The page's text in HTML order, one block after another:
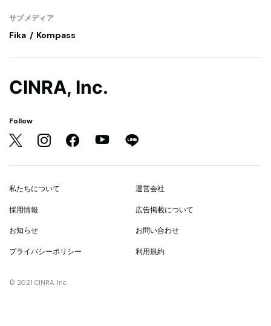
サブメディア
Fika Kompass
CINRA, Inc.
Follow
私たちについて 運営会社
採用情報 広告掲載について
お知らせ お問い合わせ
プライバシーポリシー 利用規約
© 2021 CINRA, Inc.